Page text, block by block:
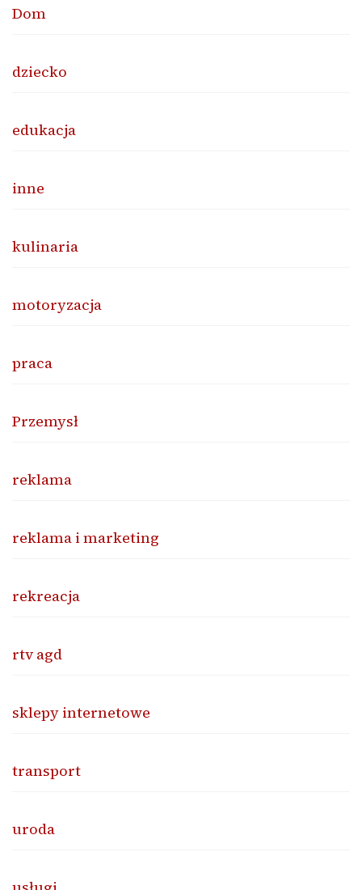
Dom
dziecko
edukacja
inne
kulinaria
motoryzacja
praca
Przemysł
reklama
reklama i marketing
rekreacja
rtv agd
sklepy internetowe
transport
uroda